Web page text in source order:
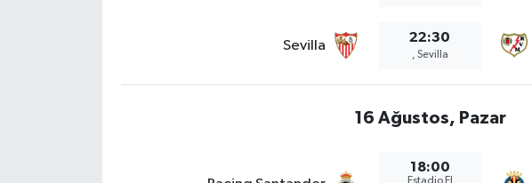
Sevilla
22:30
, Sevilla
16 Ağustos, Pazar
18:00